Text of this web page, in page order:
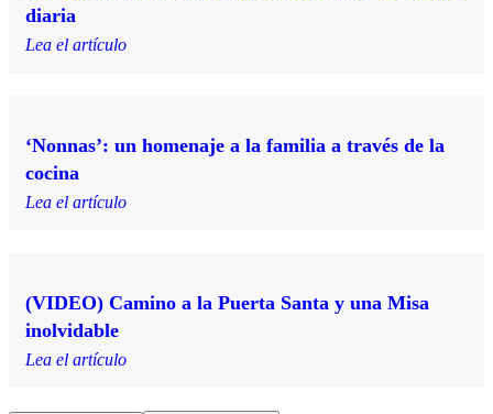
diaria
Lea el artículo
‘Nonnas’: un homenaje a la familia a través de la
cocina
Lea el artículo
(VIDEO) Camino a la Puerta Santa y una Misa
inolvidable
Lea el artículo